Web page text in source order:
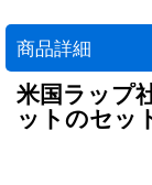
商品詳細
米国ラップ
ットのセッ